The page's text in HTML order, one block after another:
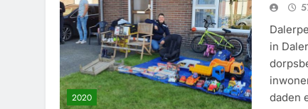
2020
in
daden